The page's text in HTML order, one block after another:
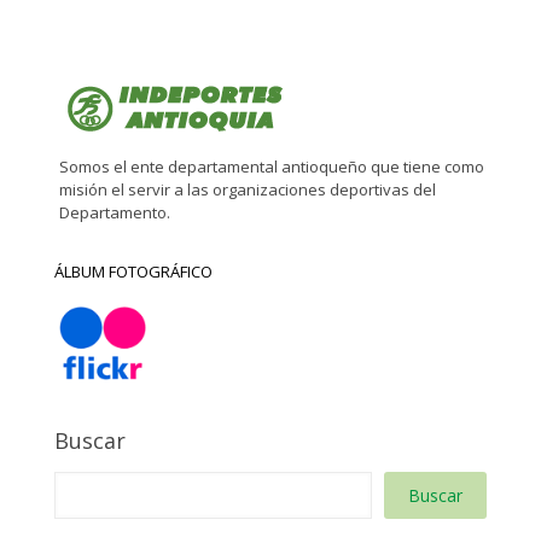
Somos el ente departamental antioqueño que tiene como
misión el servir a las organizaciones deportivas del
Departamento.
ÁLBUM FOTOGRÁFICO
Buscar
Buscar